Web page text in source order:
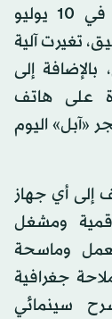
وبعد إطلاق الشركة لمتجر التطبيقات في 10 يوليو
2008 وتوفيره لـ500 تطبيق، تغيرت آلية
إلى
على هاتف
«آبل» اليوم
إلى أي جهاز
ومشغل
وماسحة
جغرافية
سينمائي